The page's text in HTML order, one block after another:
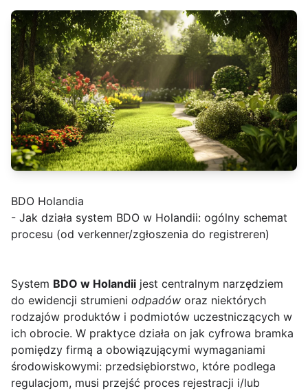
BDO Holandia
- Jak działa system BDO w Holandii: ogólny schemat
procesu (od verkenner/zgłoszenia do registreren)
System BDO w Holandii jest centralnym narzędziem
do ewidencji strumieni odpadów oraz niektórych
rodzajów produktów i podmiotów uczestniczących w
ich obrocie. W praktyce działa on jak cyfrowa bramka
pomiędzy firmą a obowiązującymi wymaganiami
środowiskowymi: przedsiębiorstwo, które podlega
regulacjom, musi przejść proces rejestracji i/lub